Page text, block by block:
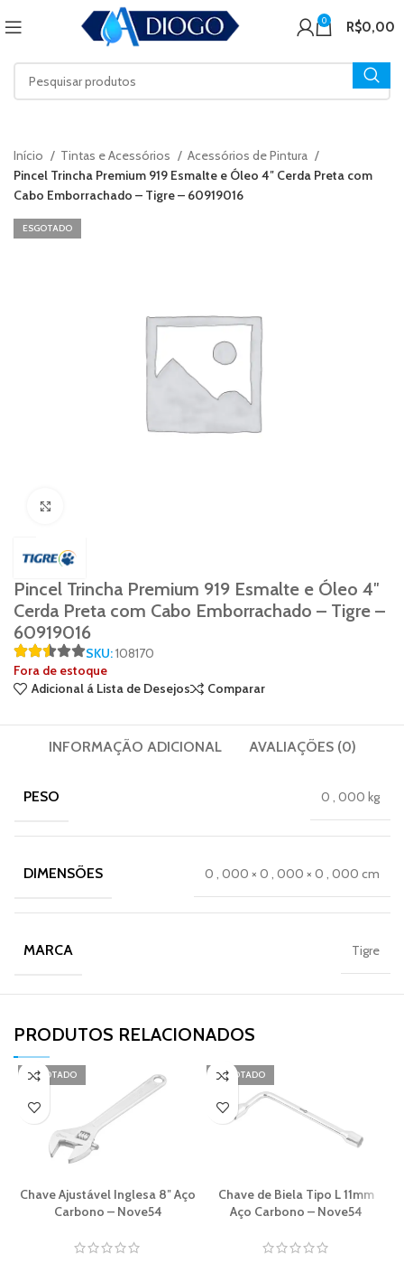
0 R$0,00
Início Tintas e Acessórios
Acessórios de Pintura
Pincel Trincha Premium 919 Esmalte e Óleo 4″ Cerda Preta com
Cabo Emborrachado – Tigre – 60919016
ESGOTADO
Pincel Trincha Premium 919 Esmalte e Óleo 4″
Cerda Preta com Cabo Emborrachado – Tigre –
60919016
SKU:108170
Fora de estoque
Adicional á Lista de Desejos
Comparar
INFORMAÇÃO ADICIONAL AVALIAÇÕES (0)
PESO 0 000 kg
DIMENSÕES 0 000 × 0 000 × 0 000 cm
MARCA Tigre
PRODUTOS RELACIONADOS​
ESGOTADO
Chave Ajustável Inglesa 8″ Aço
Carbono – Nove54
ESGOTADO
Chave de Biela Tipo L 11mm
Aço Carbono – Nove54